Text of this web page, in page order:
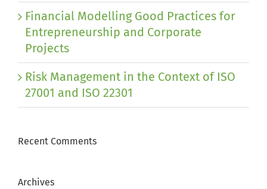
Financial Modelling Good Practices for
Entrepreneurship and Corporate
Projects
Risk Management in the Context of ISO
27001 and ISO 22301
Recent Comments
Archives